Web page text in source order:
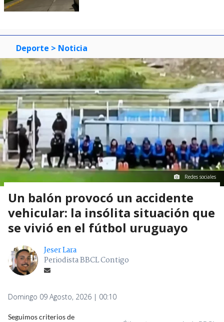
Deporte > Noticia
Redes sociales
Un balón provocó un accidente
vehicular: la insólita situación que
se vivió en el fútbol uruguayo
Jeser Lara
Periodista BBCL Contigo
Domingo 09 Agosto, 2026 | 00:10
Seguimos criterios de